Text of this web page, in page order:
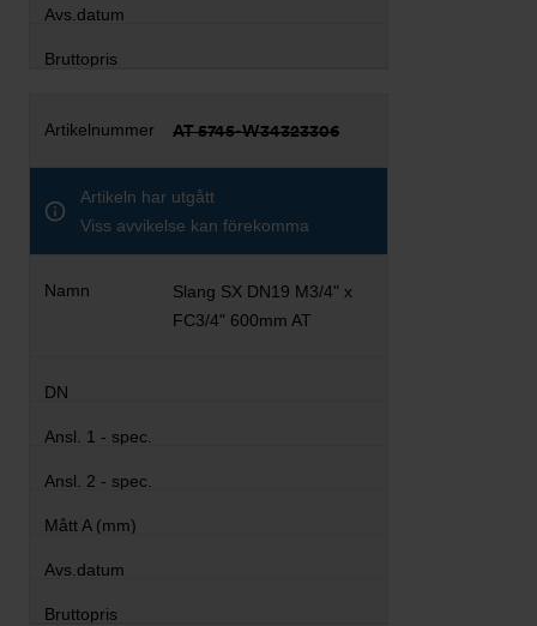
AT 5745-W34323306
Artikeln har utgått
Viss avvikelse kan förekomma
Slang SX DN19 M3/4" x
FC3/4" 600mm AT